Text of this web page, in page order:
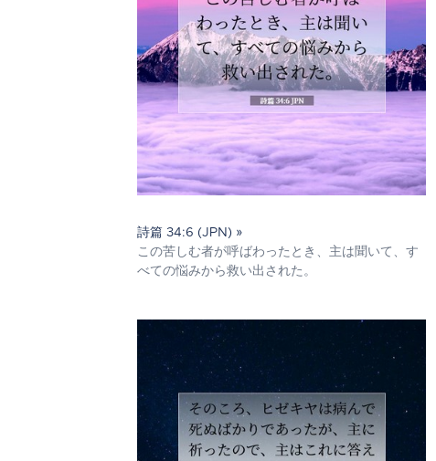
詩篇 34:6 (JPN) »
この苦しむ者が呼ばわったとき、主は聞いて、す
べての悩みから救い出された。